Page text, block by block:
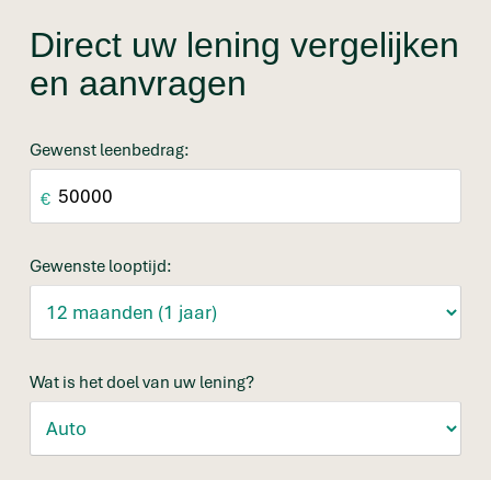
Direct uw lening vergelijken
en aanvragen
Gewenst leenbedrag:
€
Gewenste looptijd:
Wat is het doel van uw lening?